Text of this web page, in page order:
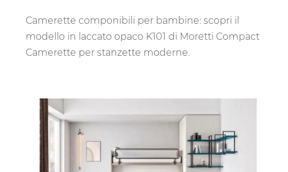
Camerette componibili per bambine: scopri il
modello in laccato opaco K101 di Moretti Compact
Camerette per stanzette moderne.